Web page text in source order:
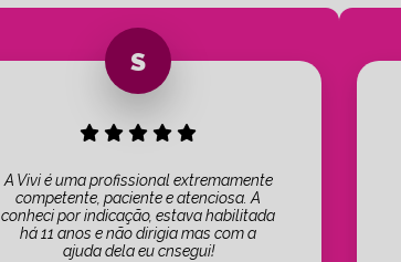
A Vivi é uma profissional extremamente
competente, paciente e atenciosa. A
conheci por indicação, estava habilitada
há 11 anos e não dirigia mas com a
ajuda dela eu cnsegui!